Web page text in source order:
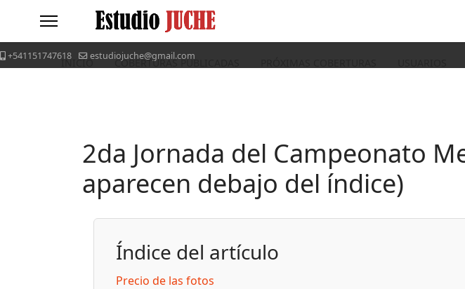
INICIO COBERTURAS PUBLICADAS
+541151747618 estudiojuche@gmail.com
2da Jornada del Campeonato
aparecen debajo del índice)
Índice del artículo
Precio de las fotos